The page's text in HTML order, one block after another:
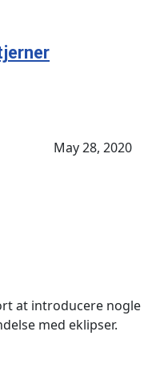
May 28, 2020
at introducere nogle
med eklipser.